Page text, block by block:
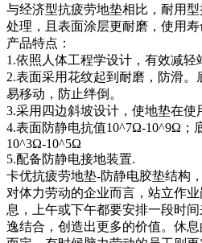
与经济型抗疲劳地垫相比，耐用
处理，且表面涂层更耐磨，使用寿
产品特点：
1.依照人体工程学设计，有效减轻
2.表面采用花纹起到耐磨，防滑
易移动，防止绊倒。
3.采用四边斜坡设计，使地垫在使
4.表面防静电抗值10^7Ω-10^9Ω；
10^3Ω-10^5Ω
5.配备防静电接地装置.
卡优抗疲劳地垫-防静电胶垫结构，
对体力劳动的企业而言，站立作
息，上午或下午都要安排一段时
逸结合，创造出更多的价值。休